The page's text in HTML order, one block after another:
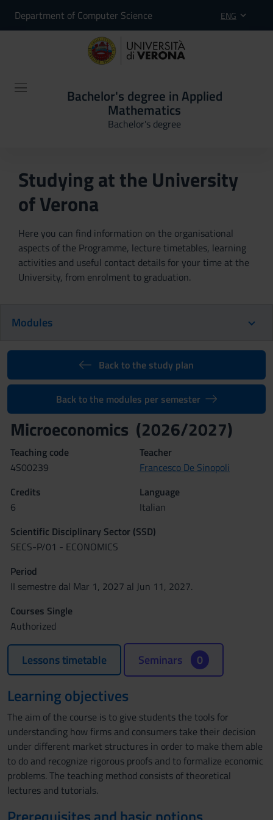
Department of Computer Science ENG
Bachelor's degree in Applied
Mathematics
Bachelor's degree
Studying at the University
of Verona
Here you can find information on the organisational
aspects of the Programme, lecture timetables, learning
activities and useful contact details for your time at the
University, from enrolment to graduation.
Modules
Back to the study plan
Back to the modules per semester
Microeconomics (2026/2027)
Teaching code
4S00239
Teacher
Francesco De Sinopoli
Credits
6
Language
Italian
Scientific Disciplinary Sector (SSD)
SECS-P/01 - ECONOMICS
Period
II semestre dal Mar 1, 2027 al Jun 11, 2027.
Courses Single
Authorized
Lessons timetable Seminars 0
Learning objectives
The aim of the course is to give students the tools for
understanding how firms and consumers take their decision
under different market structures in order to make them able
to do and recognize rigorous proofs and to formalize economic
problems. The teaching method consists of theoretical
lectures and tutorials.